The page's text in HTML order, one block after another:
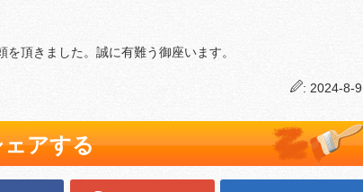
頂きました。誠に有難う御座います。
: 2024-8-9
ェアする